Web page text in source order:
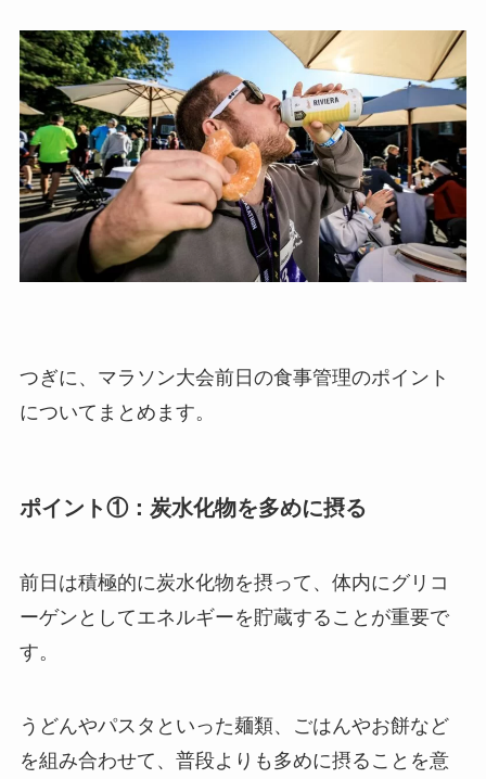
つぎに、マラソン大会前日の食事管理のポイント
についてまとめます。
ポイント①：炭水化物を多めに摂る
前日は積極的に炭水化物を摂って、体内にグリコ
ーゲンとしてエネルギーを貯蔵することが重要で
す。
うどんやパスタといった麺類、ごはんやお餅など
を組み合わせて、普段よりも多めに摂ることを意